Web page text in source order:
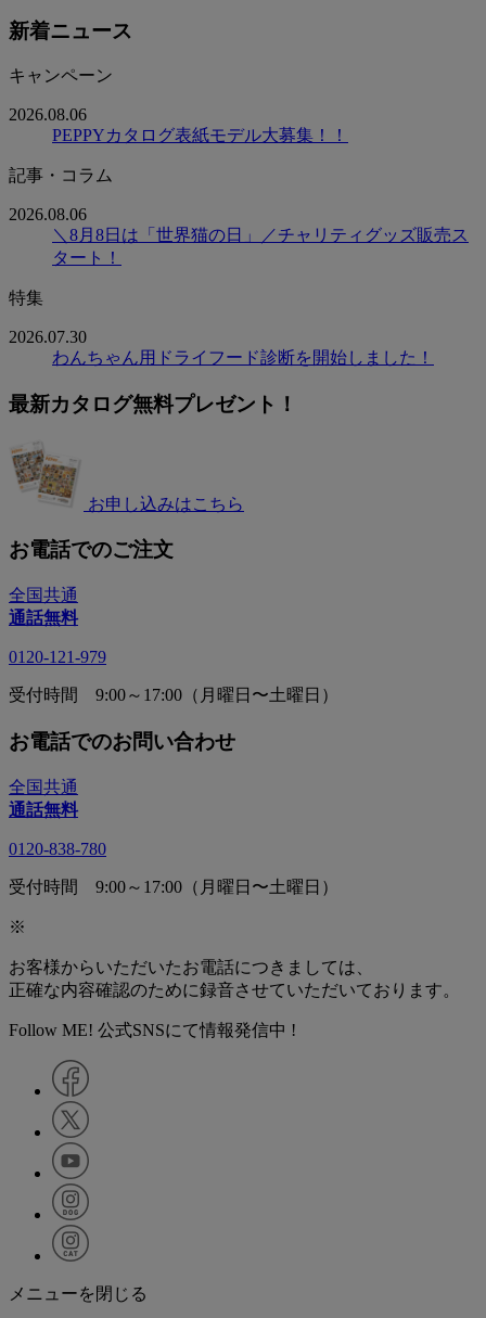
新着ニュース
キャンペーン
2026.08.06
PEPPYカタログ表紙モデル大募集！！
記事・コラム
2026.08.06
＼8月8日は「世界猫の日」／チャリティグッズ販売ス
タート！
特集
2026.07.30
わんちゃん用ドライフード診断を開始しました！
最新カタログ無料プレゼント！
お申し込みはこちら
お電話でのご注文
全国共通
通話無料
0120-121-979
受付時間 9:00～17:00（月曜日〜土曜日）
お電話でのお問い合わせ
全国共通
通話無料
0120-838-780
受付時間 9:00～17:00（月曜日〜土曜日）
※
お客様からいただいたお電話につきましては、
正確な内容確認のために録音させていただいております。
Follow ME! 公式SNSにて情報発信中 !
メニューを閉じる